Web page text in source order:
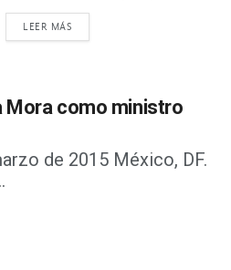
LEER MÁS
Mora como ministro
de 2015 México, DF.